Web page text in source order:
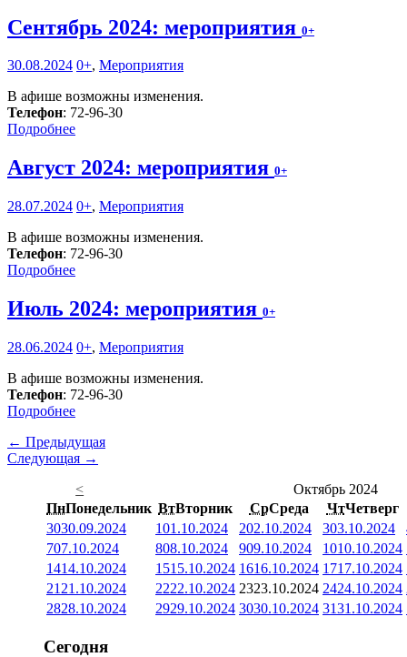
Сентябрь 2024: мероприятия 0+
30.08.2024 0+, Мероприятия
В афише возможны изменения.
Телефон: 72-96-30
Подробнее
Август 2024: мероприятия 0+
28.07.2024 0+, Мероприятия
В афише возможны изменения.
Телефон: 72-96-30
Подробнее
Июль 2024: мероприятия 0+
28.06.2024 0+, Мероприятия
В афише возможны изменения.
Телефон: 72-96-30
Подробнее
← Предыдущая
Следующая →
<
Октябрь 2024
ПнПонедельник ВтВторник СрСреда ЧтЧетверг
3030.09.2024 101.10.2024 202.10.2024 303.10.2024
707.10.2024 808.10.2024 909.10.2024 1010.10.2024
1414.10.2024 1515.10.2024 1616.10.2024 1717.10.2024
21 21.10.2024 2222.10.2024 2323.10.2024 2424.10.2024
2828.10.2024 2929.10.2024 3030.10.2024 3131.10.2024
Сегодня